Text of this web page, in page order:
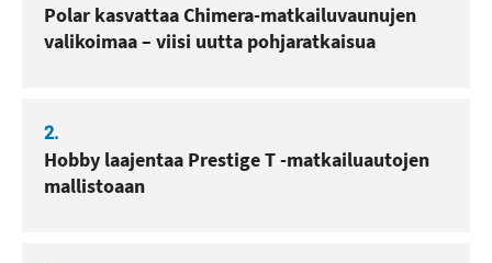
Polar kasvattaa Chimera-matkailuvaunujen
valikoimaa – viisi uutta pohjaratkaisua
2.
Hobby laajentaa Prestige T -matkailuautojen
mallistoaan